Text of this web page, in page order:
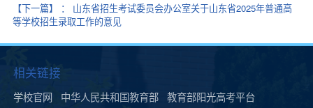
【下一篇】 ：
山东省招生考试委员会办公室关于山东省2025年普通高
等学校招生录取工作的意见
相关链接
学校官网 中华人民共和国教育部 教育部阳光高考平台